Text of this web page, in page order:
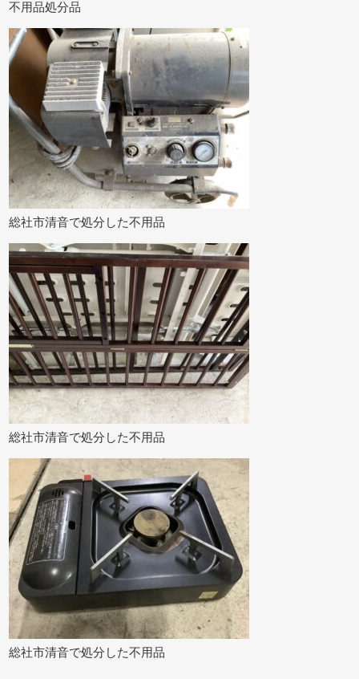
不用品処分品
総社市清音で処分した不用品
総社市清音で処分した不用品
総社市清音で処分した不用品